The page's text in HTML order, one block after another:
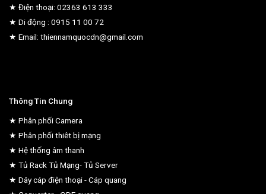
★ Điện thoại: 02363 613 333
★ Di động : 0915 11 00 72
★ Email: thiennamquocdn@gmail.com
Thông Tin Chung
★ Phân phối Camera
★ Phân phối thiêt bị mạng
★ Hệ thống âm thanh
★ Tủ Rack Tủ Mạng- Tủ Server
★ Dây cáp điện thoại - Cáp quang